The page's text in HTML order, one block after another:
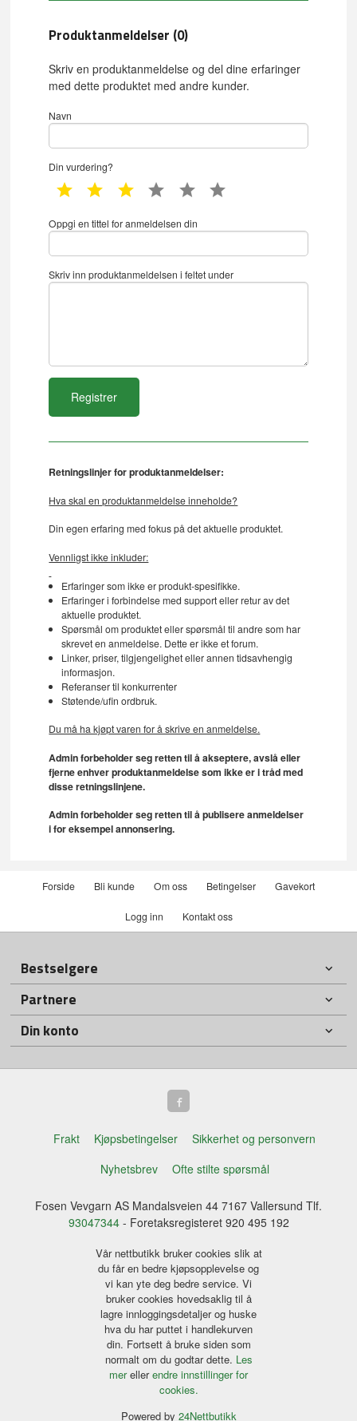
Produktanmeldelser (0)
Skriv en produktanmeldelse og del dine erfaringer
med dette produktet med andre kunder.
Navn
Din vurdering?
1 star 2 star 3 star 4 star 5 star
Oppgi en tittel for anmeldelsen din
Skriv inn produktanmeldelsen i feltet under
Retningslinjer for produktanmeldelser:
Hva skal en produktanmeldelse inneholde?
Din egen erfaring med fokus på det aktuelle produktet.
Vennligst ikke inkluder:
Erfaringer som ikke er produkt-spesifikke.
Erfaringer i forbindelse med support eller retur av det
aktuelle produktet.
Spørsmål om produktet eller spørsmål til andre som har
skrevet en anmeldelse. Dette er ikke et forum.
Linker, priser, tilgjengelighet eller annen tidsavhengig
informasjon.
Referanser til konkurrenter
Støtende/ufin ordbruk.
Du må ha kjøpt varen for å skrive en anmeldelse.
Admin forbeholder seg retten til å akseptere, avslå eller
fjerne enhver produktanmeldelse som ikke er i tråd med
disse retningslinjene.
Admin forbeholder seg retten til å publisere anmeldelser
i for eksempel annonsering.
Forside Bli kunde Om oss Betingelser Gavekort
Logg inn Kontakt oss
Bestselgere
Partnere
Din konto
Frakt Kjøpsbetingelser
Sikkerhet og personvern
Nyhetsbrev
Ofte stilte spørsmål
Fosen Vevgarn AS Mandalsveien 44 7167 Vallersund Tlf.
93047344- Foretaksregisteret 920 495 192
Vår nettbutikk bruker cookies slik at
du får en bedre kjøpsopplevelse og
vi kan yte deg bedre service. Vi
bruker cookies hovedsaklig til å
lagre innloggingsdetaljer og huske
hva du har puttet i handlekurven
din. Fortsett å bruke siden som
normalt om du godtar dette. Les
merellerendre innstillinger for
cookies.
Powered by 24Nettbutikk